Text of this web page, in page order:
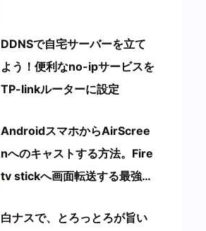
DDNSで自宅サーバーを立て
よう！便利なno-ipサービスを
TP-linkルーターに設定
AndroidスマホからAirScree
nへのキャストする方法。Fire
tv stickへ画面転送する最強の
白ナスで、とろっとろが旨い